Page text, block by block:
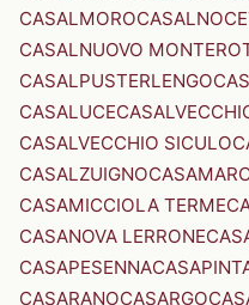
CASALMORO
CASALNUOVO
CASALPUSTERLENGO
CASALUCE
CASALVECCHIO SICULO
CASALZUIGNO
CASAMICCIOLA TERME
CASANOVA LERRONE
CASAPESENNA
CASARANOCASARGO